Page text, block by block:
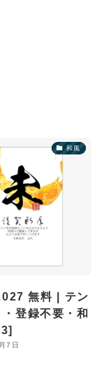
和風
無料 | テン
・登録不要・和
7日